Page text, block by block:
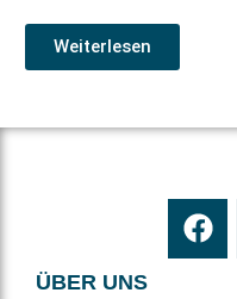
Weiterlesen
ÜBER UNS